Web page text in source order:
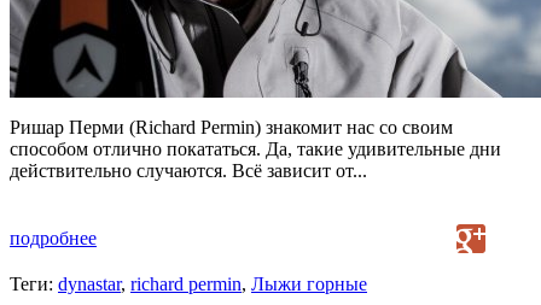
Ришар Перми (Richard Permin) знакомит нас со своим
способом отлично покататься. Да, такие удивительные дни
действительно случаются. Всё зависит от...
подробнее
Теги: dynastar, richard permin, Лыжи горные